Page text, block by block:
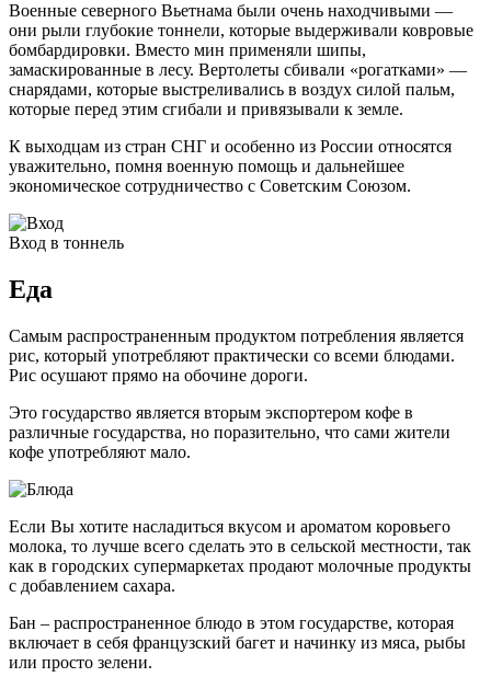
Военные северного Вьетнама были очень находчивыми —
они рыли глубокие тоннели, которые выдерживали ковровые
бомбардировки. Вместо мин применяли шипы,
замаскированные в лесу. Вертолеты сбивали «рогатками» —
снарядами, которые выстреливались в воздух силой пальм,
которые перед этим сгибали и привязывали к земле.
К выходцам из стран СНГ и особенно из России относятся
уважительно, помня военную помощь и дальнейшее
экономическое сотрудничество с Советским Союзом.
Вход в тоннель
Еда
Самым распространенным продуктом потребления является
рис, который употребляют практически со всеми блюдами.
Рис осушают прямо на обочине дороги.
Это государство является вторым экспортером кофе в
различные государства, но поразительно, что сами жители
кофе употребляют мало.
Если Вы хотите насладиться вкусом и ароматом коровьего
молока, то лучше всего сделать это в сельской местности, так
как в городских супермаркетах продают молочные продукты
с добавлением сахара.
Бан – распространенное блюдо в этом государстве, которая
включает в себя французский багет и начинку из мяса, рыбы
или просто зелени.